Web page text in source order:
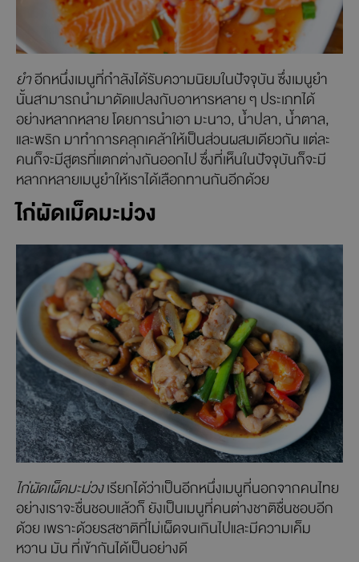
ยำอีกหนึ่งเมนูที่กำลังได้รับความนิยมในปัจจุบัน ซึ่งเมนูยำ
นั้นสามารถนำมาดัดแปลงกับอาหารหลาย ๆ ประเภทได้
อย่างหลากหลาย โดยการนำเอา มะนาว, น้ำปลา, น้ำตาล,
และพริก มาทำการคลุกเคล้าให้เป็นส่วนผสมเดียวกัน แต่ละ
คนก็จะมีสูตรที่แตกต่างกันออกไป ซึ่งที่เห็นในปัจจุบันก็จะมี
หลากหลายเมนูยำให้เราได้เลือกทานกันอีกด้วย
ไก่ผัดเม็ดมะม่วง
ไก่ผัดเผ็ดมะม่วงเรียกได้ว่าเป็นอีกหนึ่งเมนูที่นอกจากคนไทย
อย่างเราจะชื่นชอบแล้วก็ ยังเป็นเมนูที่คนต่างชาติชื่นชอบอีก
ด้วย เพราะด้วยรสชาติที่ไม่เผ็ดจนเกินไปและมีความเค็ม
หวาน มัน ที่เข้ากันได้เป็นอย่างดี